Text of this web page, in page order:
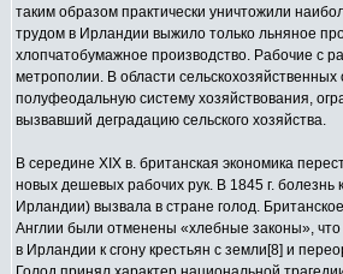
таким образом практически уничтожили
трудом в Ирландии выжило только льняное
хлопчатобумажное производство. Рабочие с
метрополии. В области
полуфеодальную систему хозяйствования,
вызвавший деградацию сельского хозяйства.
В середине XIX в. британская экономика
новых дешевых рабочих рук. В 1845 г. болезнь
Ирландии) вызвала в стране голод.
Англии были отменены «хлебные законы»,
в Ирландии к сгону крестьян с земли[8] и